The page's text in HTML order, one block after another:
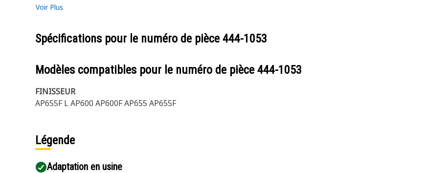
Voir Plus
Spécifications pour le numéro de pièce 444-1053
Modèles compatibles pour le numéro de pièce 444-1053
FINISSEUR
AP655F L AP600 AP600F AP655 AP655F
Légende
Adaptation en usine